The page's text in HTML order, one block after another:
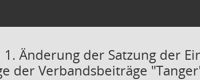
1. Änderung der Satzung der
der Verbandsbeiträge